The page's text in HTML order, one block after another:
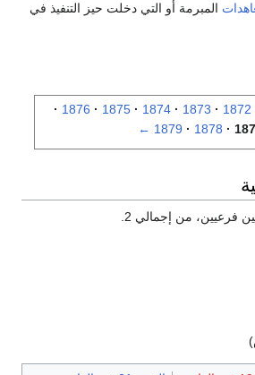
المبرمة أو التي دخلت حيز التنفيذ في
1872
1873
1874
1875
1876
1878
1879
←
فرعيين، من إجمالي 2.